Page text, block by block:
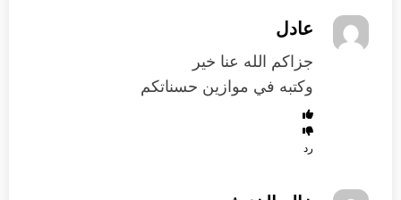
عادل
جزاكم الله عنا خير
وكتبه في موازين حسناتكم
رد